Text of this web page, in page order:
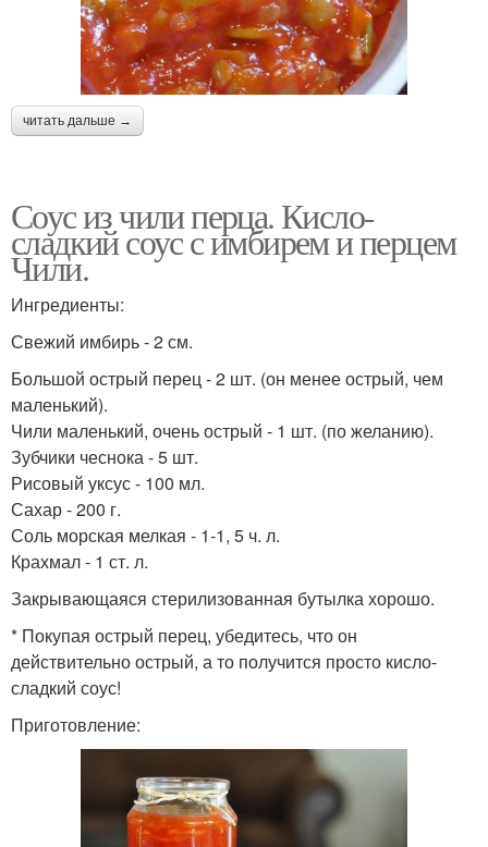
читать дальше →
Соус из чили перца. Кисло-
сладкий соус с имбирем и перцем
Чили.
Ингредиенты:
Свежий имбирь - 2 см.
Большой острый перец - 2 шт. (он менее острый, чем
маленький).
Чили маленький, очень острый - 1 шт. (по желанию).
Зубчики чеснока - 5 шт.
Рисовый уксус - 100 мл.
Сахар - 200 г.
Соль морская мелкая - 1-1, 5 ч. л.
Крахмал - 1 ст. л.
Закрывающаяся стерилизованная бутылка хорошо.
* Покупая острый перец, убедитесь, что он
действительно острый, а то получится просто кисло-
сладкий соус!
Приготовление: